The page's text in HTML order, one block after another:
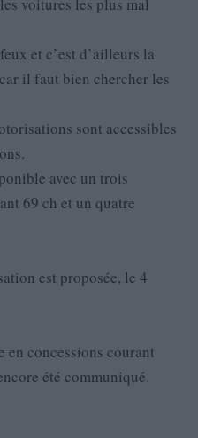
et c’est d’ailleurs la
il faut bien chercher les
sont accessibles
avec un trois
69 ch et un quatre
est proposée, le 4
en concessions courant
été communiqué.